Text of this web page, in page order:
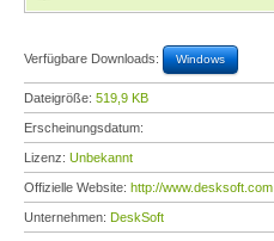
Verfügbare Downloads: Windows
Dateigröße: 519,9 KB
Erscheinungsdatum:
Lizenz: Unbekannt
Offizielle Website: http://www.desksoft.com
Unternehmen: DeskSoft